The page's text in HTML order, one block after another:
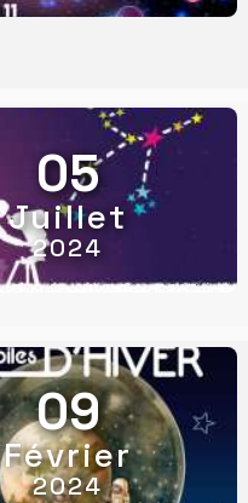
05
Juillet
2024
09
Février
2024